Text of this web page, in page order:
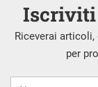
Riceverai
per